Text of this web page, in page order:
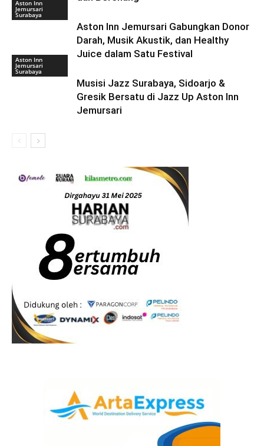
Aston Inn
Jemursari
Surabaya
Aston Inn Jemursari Gabungkan Donor
Darah, Musik Akustik, dan Healthy
Juice dalam Satu Festival
Aston Inn
Jemursari
Surabaya
Musisi Jazz Surabaya, Sidoarjo &
Gresik Bersatu di Jazz Up Aston Inn
Jemursari